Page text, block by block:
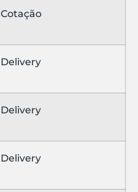
Cotação
Delivery
Delivery
Delivery